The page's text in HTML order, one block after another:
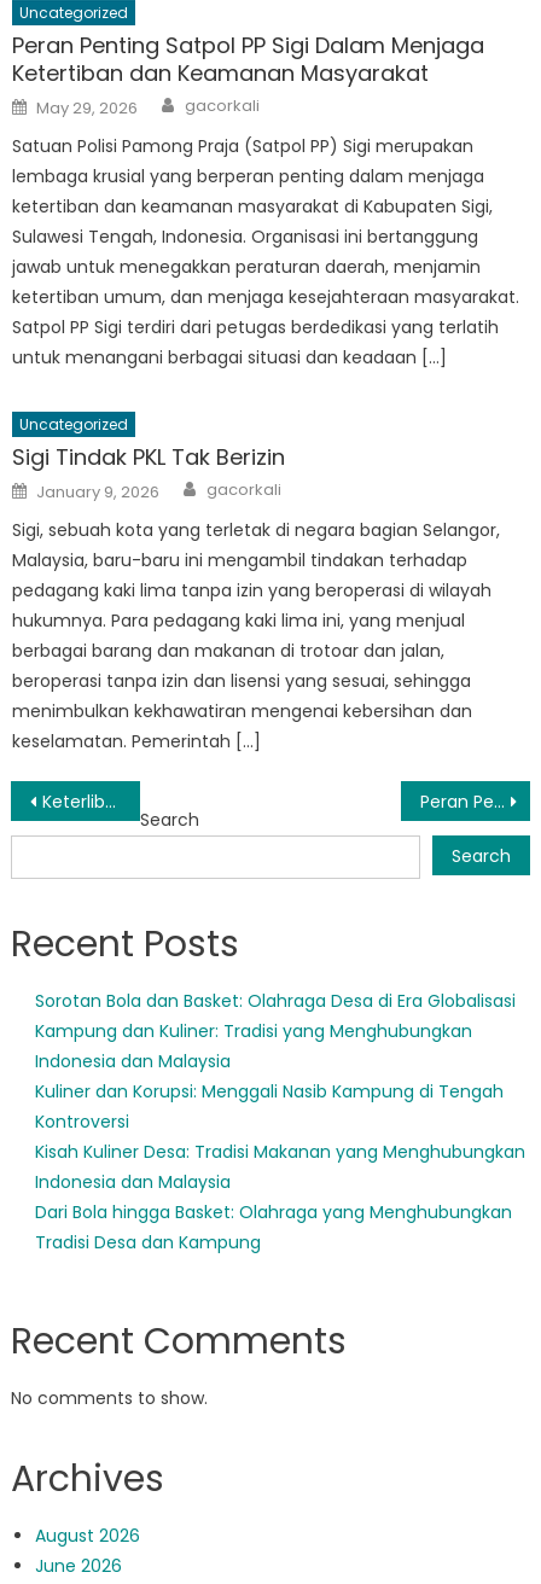
Uncategorized
Peran Penting Satpol PP Sigi Dalam Menjaga
Ketertiban dan Keamanan Masyarakat
Posted
on
May 29, 2026 Author
gacorkali
Satuan Polisi Pamong Praja (Satpol PP) Sigi merupakan
lembaga krusial yang berperan penting dalam menjaga
ketertiban dan keamanan masyarakat di Kabupaten Sigi,
Sulawesi Tengah, Indonesia. Organisasi ini bertanggung
jawab untuk menegakkan peraturan daerah, menjamin
ketertiban umum, dan menjaga kesejahteraan masyarakat.
Satpol PP Sigi terdiri dari petugas berdedikasi yang terlatih
untuk menangani berbagai situasi dan keadaan […]
Uncategorized
Sigi Tindak PKL Tak Berizin
Posted
on
January 9, 2026 Author
gacorkali
Sigi, sebuah kota yang terletak di negara bagian Selangor,
Malaysia, baru-baru ini mengambil tindakan terhadap
pedagang kaki lima tanpa izin yang beroperasi di wilayah
hukumnya. Para pedagang kaki lima ini, yang menjual
berbagai barang dan makanan di trotoar dan jalan,
beroperasi tanpa izin dan lisensi yang sesuai, sehingga
menimbulkan kekhawatiran mengenai kebersihan dan
keselamatan. Pemerintah […]
Post
navigation
Keterlibatan Masyarakat: Bagaimana Satpol PP Kulawi Selatan Bekerjasama dengan Warga untuk Meningkatkan Keselamatan Peran Penting Info Satpol PP Sigi Dalam Menjaga Ketertiban Masyarakat
Search
Search
Recent Posts
Sorotan Bola dan Basket: Olahraga Desa di Era Globalisasi
Kampung dan Kuliner: Tradisi yang Menghubungkan
Indonesia dan Malaysia
Kuliner dan Korupsi: Menggali Nasib Kampung di Tengah
Kontroversi
Kisah Kuliner Desa: Tradisi Makanan yang Menghubungkan
Indonesia dan Malaysia
Dari Bola hingga Basket: Olahraga yang Menghubungkan
Tradisi Desa dan Kampung
Recent Comments
No comments to show.
Archives
August 2026
June 2026